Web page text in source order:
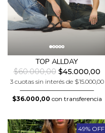
TOP ALLDAY
$60.000,00$45.000,00
3 cuotas sin interés de $15.000,00
$36.000,00 con transferencia
49% OFF